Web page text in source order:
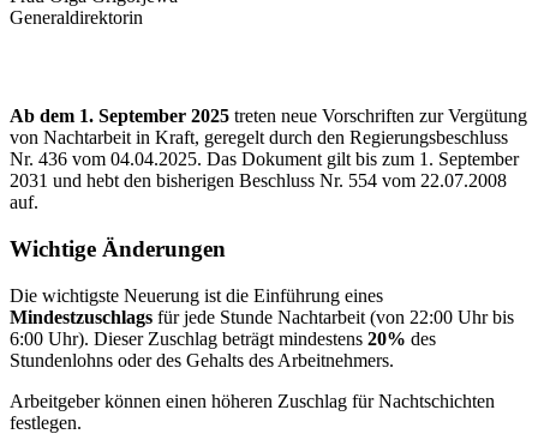
Generaldirektorin
Ab dem 1. September 2025 treten neue Vorschriften zur Vergütung
von Nachtarbeit in Kraft, geregelt durch den Regierungsbeschluss
Nr. 436 vom 04.04.2025. Das Dokument gilt bis zum 1. September
2031 und hebt den bisherigen Beschluss Nr. 554 vom 22.07.2008
auf.
Wichtige Änderungen
Die wichtigste Neuerung ist die Einführung eines
Mindestzuschlags für jede Stunde Nachtarbeit (von 22:00 Uhr bis
6:00 Uhr). Dieser Zuschlag beträgt mindestens 20% des
Stundenlohns oder des Gehalts des Arbeitnehmers.
Arbeitgeber können einen höheren Zuschlag für Nachtschichten
festlegen.